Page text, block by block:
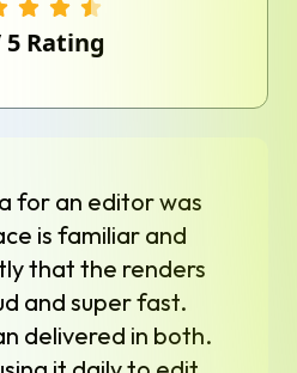
5 Rating
for an editor was
is familiar and
that the renders
and super fast.
delivered in both.